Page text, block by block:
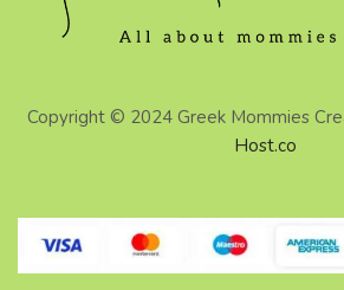
Copyright © 2024 Greek Mommies
Host.co